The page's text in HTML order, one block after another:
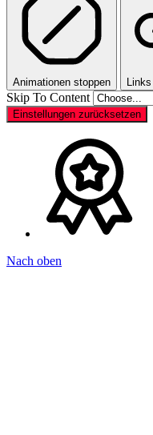
Animationen stoppen
Skip To Content
Einstellungen zurücksetzen
Nach oben